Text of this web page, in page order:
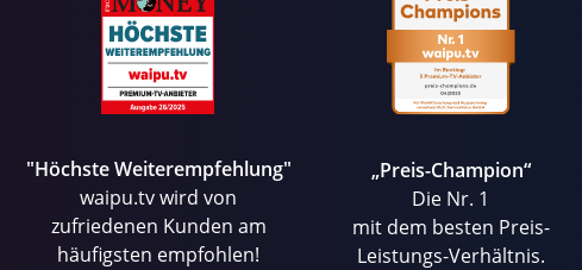
"Höchste Weiterempfehlung"
waipu.tv wird von
zufriedenen Kunden am
häufigsten empfohlen!
„Preis-Champion“
Die Nr. 1
mit dem besten Preis-
Leistungs-Verhältnis.